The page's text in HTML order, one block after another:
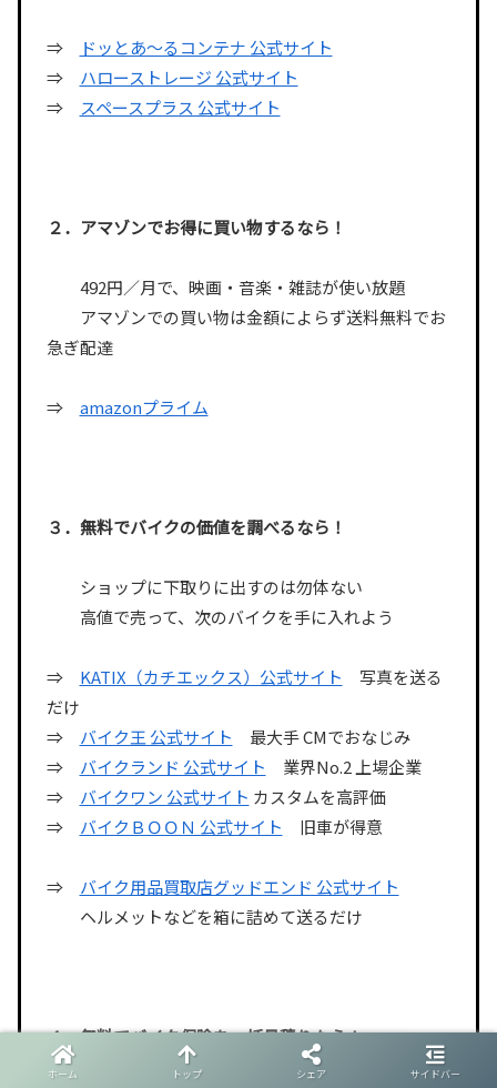
⇒
ドッとあ〜るコンテナ 公式サイト
⇒ ハローストレージ 公式サイト
⇒
スペースプラス 公式サイト
２．アマゾンでお得に買い物するなら！
492円／月で、映画・音楽・雑誌が使い放題
アマゾンでの買い物は金額によらず送料無料でお
急ぎ配達
⇒ amazonプライム
３．無料でバイクの価値を調べるなら！
ショップに下取りに出すのは勿体ない
高値で売って、次のバイクを手に入れよう
⇒ KATIX（カチエックス）公式サイト 写真を送る
だけ
⇒ バイク王 公式サイト 最大手 CMでおなじみ
⇒ バイクランド 公式サイト 業界No.2 上場企業
⇒ バイクワン 公式サイト カスタムを高評価
⇒ バイクＢＯＯＮ 公式サイト 旧車が得意
⇒ バイク用品買取店グッドエンド 公式サイト
ヘルメットなどを箱に詰めて送るだけ
４．無料でバイク保険を一括見積りなら！
ホーム トップ シェア サイドバー